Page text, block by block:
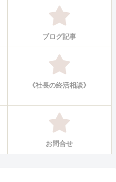
ブログ記事
《社長の終活相談》
お問合せ